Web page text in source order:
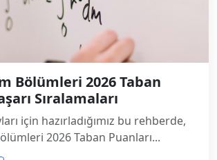
Bölümleri 2026 Taban
Sıralamaları
için hazırladığımız bu rehberde,
2026 Taban Puanları...